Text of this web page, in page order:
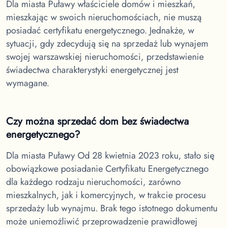
Dla miasta Puławywłaściciele domów i mieszkań,
mieszkając w swoich nieruchomościach, nie muszą
posiadać certyfikatu energetycznego. Jednakże, w
sytuacji, gdy zdecydują się na sprzedaż lub wynajem
swojej warszawskiej nieruchomości, przedstawienie
świadectwa charakterystyki energetycznej jest
wymagane.
Czy można sprzedać dom bez świadectwa
energetycznego?
Dla miasta PuławyOd 28 kwietnia 2023 roku, stało się
obowiązkowe posiadanie Certyfikatu Energetycznego
dla każdego rodzaju nieruchomości, zarówno
mieszkalnych, jak i komercyjnych, w trakcie procesu
sprzedaży lub wynajmu. Brak tego istotnego dokumentu
może uniemożliwić przeprowadzenie prawidłowej